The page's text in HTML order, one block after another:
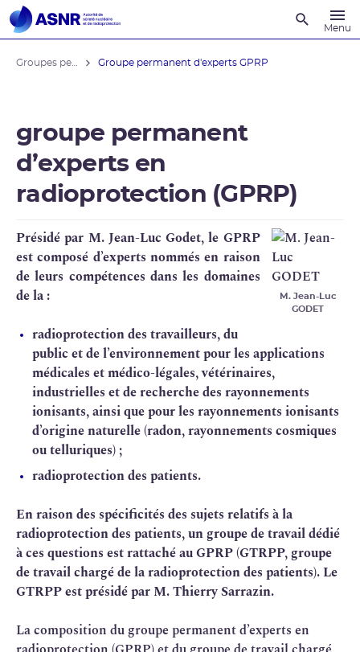
Menu
Groupe permanent d'experts GPRP
groupe permanent
d’experts en
radioprotection (GPRP)
M. Jean-Luc
GODET
Présidé par M. Jean-Luc Godet, le GPRP
est composé d’experts nommés en raison
de leurs compétences dans les domaines
de la :
radioprotectiondes travailleurs, du
public et de l’environnement pour les applications
médicales et médico-légales, vétérinaires,
industrielles et de recherche des rayonnements
ionisants, ainsi que pour les rayonnements ionisants
d’origine naturelle (radon,rayonnements cosmiques
ou telluriques) ;
radioprotection des patients.
En raison des spécificités des sujets relatifs à la
radioprotection des patients, un groupe de travail dédié
à ces questions est rattaché au GPRP (GTRPP, groupe
de travail chargé de la radioprotection des patients). Le
GTRPP est présidé par M. Thierry Sarrazin.
La composition du groupe permanent d’experts en